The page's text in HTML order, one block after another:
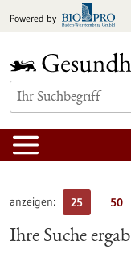
Inhalt
Powered by
anzeigen: 25 50
Ihre Suche